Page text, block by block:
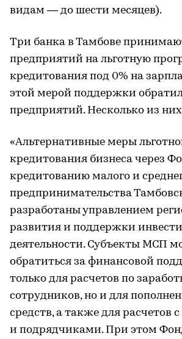
видам — до шести месяцев).
Три банка в Тамбове
предприятий на льготную
кредитования под 0% на
этой мерой поддержки
предприятий. Несколько из
«Альтернативные меры
кредитования бизнеса через
кредитованию малого и
предпринимательства
разработаны управлением
развития и поддержки
деятельности. Субъекты МСП
обратиться за финансовой
только для расчетов по
сотрудников, но и для
средств, а также для расчетов
и подрядчиками. При этом